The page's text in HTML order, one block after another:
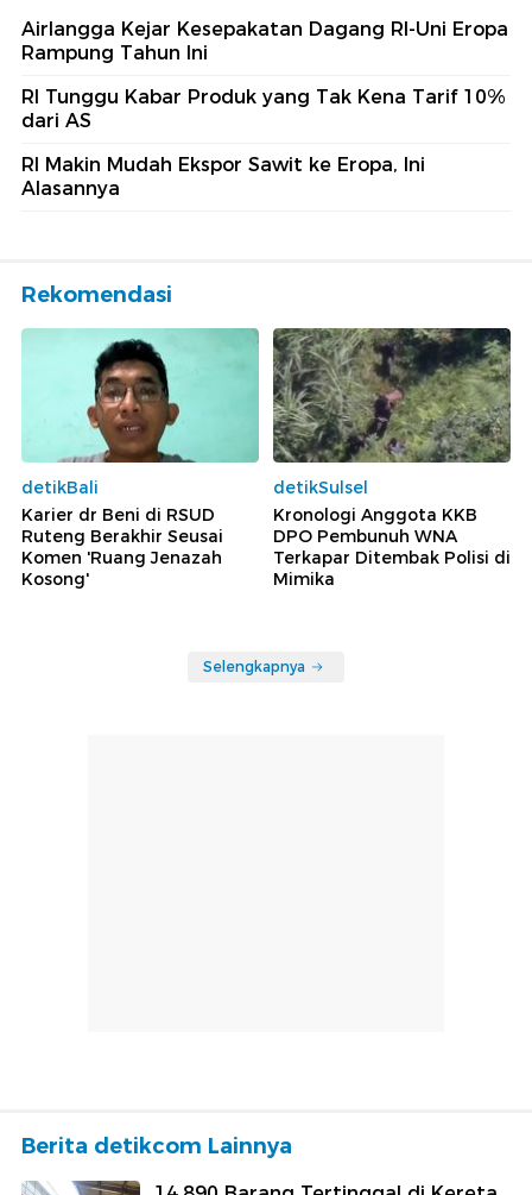
Airlangga Kejar Kesepakatan Dagang RI-Uni Eropa
Rampung Tahun Ini
RI Tunggu Kabar Produk yang Tak Kena Tarif 10%
dari AS
RI Makin Mudah Ekspor Sawit ke Eropa, Ini
Alasannya
Rekomendasi
detikBali
Karier dr Beni di RSUD
Ruteng Berakhir Seusai
Komen 'Ruang Jenazah
Kosong'
detikSulsel
Kronologi Anggota KKB
DPO Pembunuh WNA
Terkapar Ditembak Polisi di
Mimika
Selengkapnya
Berita detikcom Lainnya